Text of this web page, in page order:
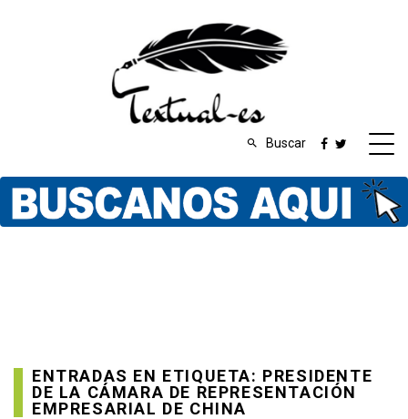
Buscar
ENTRADAS EN ETIQUETA: PRESIDENTE
DE LA CÁMARA DE REPRESENTACIÓN
EMPRESARIAL DE CHINA